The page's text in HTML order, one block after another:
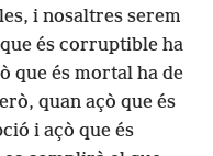
i nosaltres serem
és corruptible ha
que és mortal ha de
quan açò que és
i açò que és